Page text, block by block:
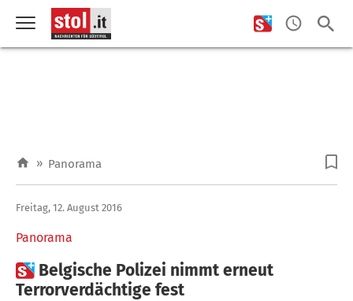
» Panorama
Panorama
Freitag, 12. August 2016
 Belgische Polizei nimmt erneut
Terrorverdächtige fest